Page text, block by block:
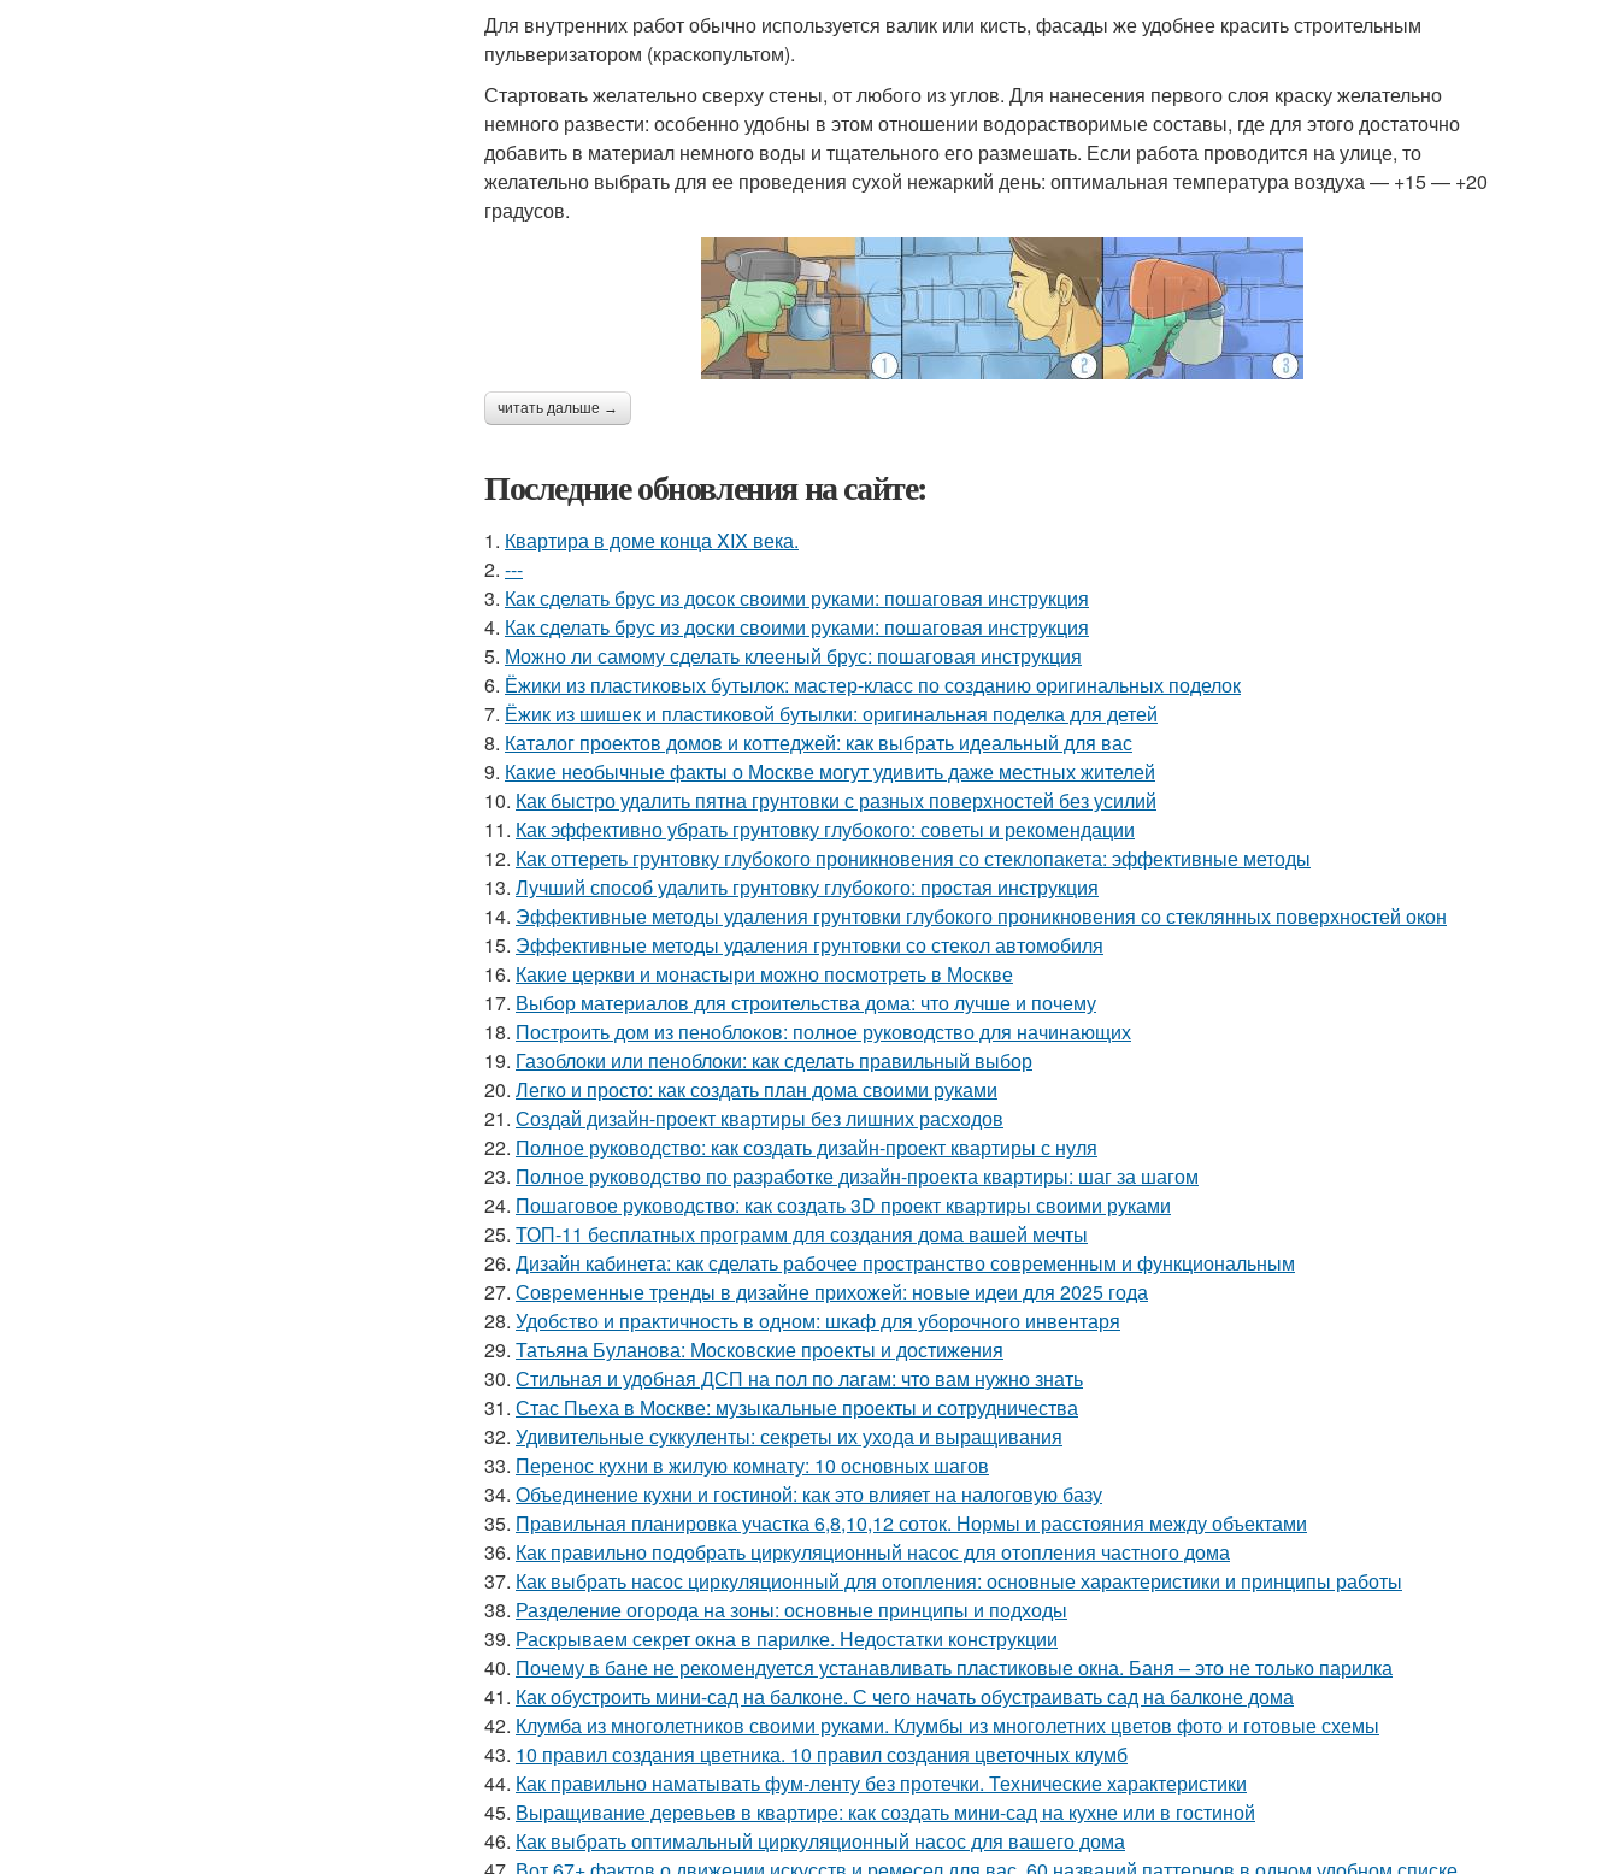
Для внутренних работ обычно используется валик или кисть, фасады же удобнее красить строительным
пульверизатором (краскопультом).
Стартовать желательно сверху стены, от любого из углов. Для нанесения первого слоя краску желательно
немного развести: особенно удобны в этом отношении водорастворимые составы, где для этого достаточно
добавить в материал немного воды и тщательного его размешать. Если работа проводится на улице, то
желательно выбрать для ее проведения сухой нежаркий день: оптимальная температура воздуха — +15 — +20
градусов.
читать дальше →
Последние обновления на сайте:
1. Квартира в доме конца XIX века.
2. ---
3. Как сделать брус из досок своими руками: пошаговая инструкция
4. Как сделать брус из доски своими руками: пошаговая инструкция
5. Можно ли самому сделать клееный брус: пошаговая инструкция
6. Ёжики из пластиковых бутылок: мастер-класс по созданию оригинальных поделок
7. Ёжик из шишек и пластиковой бутылки: оригинальная поделка для детей
8. Каталог проектов домов и коттеджей: как выбрать идеальный для вас
9. Какие необычные факты о Москве могут удивить даже местных жителей
10. Как быстро удалить пятна грунтовки с разных поверхностей без усилий
11. Как эффективно убрать грунтовку глубокого: советы и рекомендации
12. Как оттереть грунтовку глубокого проникновения со стеклопакета: эффективные методы
13. Лучший способ удалить грунтовку глубокого: простая инструкция
14. Эффективные методы удаления грунтовки глубокого проникновения со стеклянных поверхностей окон
15. Эффективные методы удаления грунтовки со стекол автомобиля
16. Какие церкви и монастыри можно посмотреть в Москве
17. Выбор материалов для строительства дома: что лучше и почему
18. Построить дом из пеноблоков: полное руководство для начинающих
19. Газоблоки или пеноблоки: как сделать правильный выбор
20. Легко и просто: как создать план дома своими руками
21. Создай дизайн-проект квартиры без лишних расходов
22. Полное руководство: как создать дизайн-проект квартиры с нуля
23. Полное руководство по разработке дизайн-проекта квартиры: шаг за шагом
24. Пошаговое руководство: как создать 3D проект квартиры своими руками
25. ТОП-11 бесплатных программ для создания дома вашей мечты
26. Дизайн кабинета: как сделать рабочее пространство современным и функциональным
27. Современные тренды в дизайне прихожей: новые идеи для 2025 года
28. Удобство и практичность в одном: шкаф для уборочного инвентаря
29. Татьяна Буланова: Московские проекты и достижения
30. Стильная и удобная ДСП на пол по лагам: что вам нужно знать
31. Стас Пьеха в Москве: музыкальные проекты и сотрудничества
32. Удивительные суккуленты: секреты их ухода и выращивания
33. Перенос кухни в жилую комнату: 10 основных шагов
34. Объединение кухни и гостиной: как это влияет на налоговую базу
35. Правильная планировка участка 6,8,10,12 соток. Нормы и расстояния между объектами
36. Как правильно подобрать циркуляционный насос для отопления частного дома
37. Как выбрать насос циркуляционный для отопления: основные характеристики и принципы работы
38. Разделение огорода на зоны: основные принципы и подходы
39. Раскрываем секрет окна в парилке. Недостатки конструкции
40. Почему в бане не рекомендуется устанавливать пластиковые окна. Баня – это не только парилка
41. Как обустроить мини-сад на балконе. С чего начать обустраивать сад на балконе дома
42. Клумба из многолетников своими руками. Клумбы из многолетних цветов фото и готовые схемы
43. 10 правил создания цветника. 10 правил создания цветочных клумб
44. Как правильно наматывать фум-ленту без протечки. Технические характеристики
45. Выращивание деревьев в квартире: как создать мини-сад на кухне или в гостиной
46. Как выбрать оптимальный циркуляционный насос для вашего дома